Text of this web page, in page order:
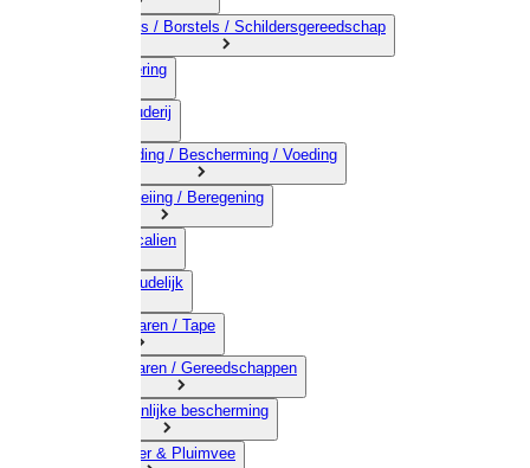
02) Bezems / Borstels / Schildersgereedschap
03) Afrastering
04) Veehouderij
05) Bestrijding / Bescherming / Voeding
06) Besproeiing / Beregening
07) Chemicalien
08) Huishoudelijk
09) Touwwaren / Tape
10) IJzerwaren / Gereedschappen
11) Persoonlijke bescherming
12) Kleindier & Pluimvee